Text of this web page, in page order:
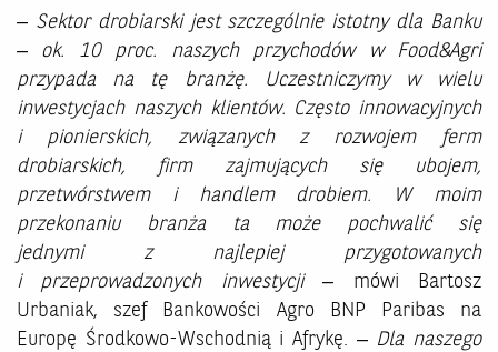
– Sektor drobiarski jest szczególnie istotny dla Banku
– ok. 10 proc. naszych przychodów w Food&Agri
przypada na tę branżę. Uczestniczymy w wielu
inwestycjach naszych klientów. Często innowacyjnych
i pionierskich, związanych z rozwojem ferm
drobiarskich, firm zajmujących się ubojem,
przetwórstwem i handlem drobiem. W moim
przekonaniu branża ta może pochwalić się
jednymi z najlepiej przygotowanych
i przeprowadzonych inwestycji– mówi Bartosz
Urbaniak, szef Bankowości Agro BNP Paribas na
Europę Środkowo-Wschodnią i Afrykę. – Dla naszego